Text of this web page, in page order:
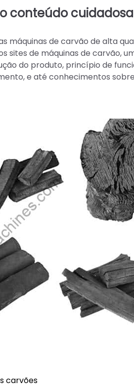
conteúdo
máquinas de carvão de alta
sites de máquinas de carvão,
do produto, princípio de
e até conhecimentos
carvões